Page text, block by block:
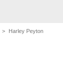
Harley Peyton